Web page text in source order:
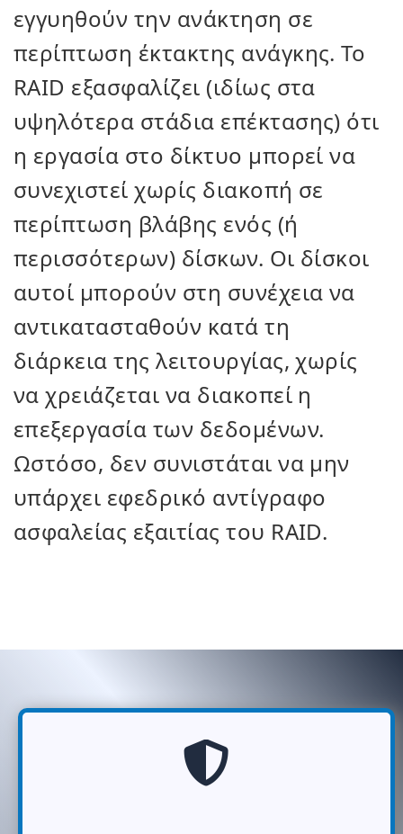
εγγυηθούν την ανάκτηση σε
περίπτωση έκτακτης ανάγκης. Το
RAID εξασφαλίζει (ιδίως στα
υψηλότερα στάδια επέκτασης) ότι
η εργασία στο δίκτυο μπορεί να
συνεχιστεί χωρίς διακοπή σε
περίπτωση βλάβης ενός (ή
περισσότερων) δίσκων. Οι δίσκοι
αυτοί μπορούν στη συνέχεια να
αντικατασταθούν κατά τη
διάρκεια της λειτουργίας, χωρίς
να χρειάζεται να διακοπεί η
επεξεργασία των δεδομένων.
Ωστόσο, δεν συνιστάται να μην
υπάρχει εφεδρικό αντίγραφο
ασφαλείας εξαιτίας του RAID.